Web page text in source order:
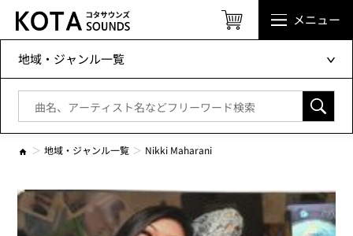
地域・ジャンル一覧
メニュー
地域・ジャンル一覧 Nikki Maharani